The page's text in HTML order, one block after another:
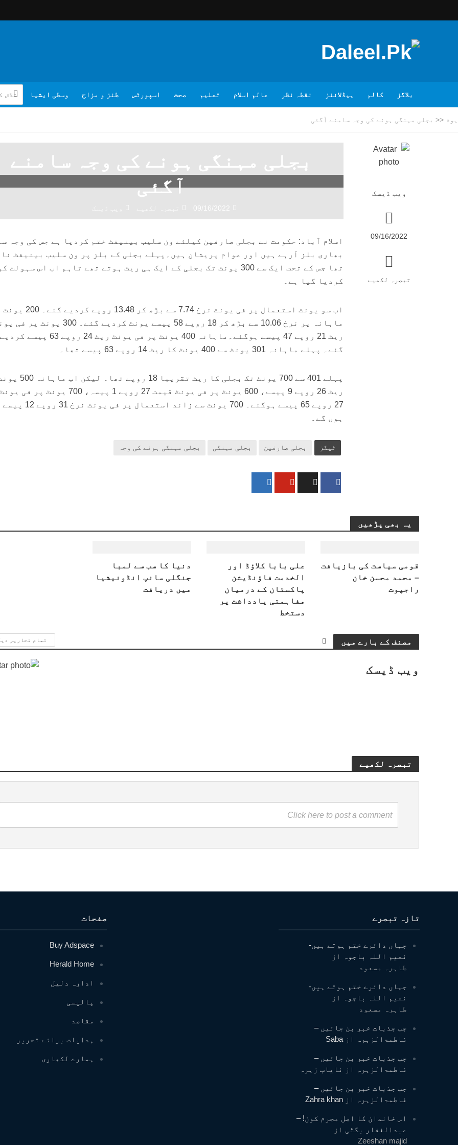
بلاگز کالم ہیڈلائنز نقطہ نظر عالم اسلام تعلیم صحت اسپورٹس طنز و مزاح وسطی ایشیا
ہوم << بجلی مہنگی ہونے کی وجہ سامنے آگئی
ویب ڈیسک
09/16/2022
تبصرہ لکھیے
بجلی مہنگی ہونے کی وجہ سامنے
آگئی
09/16/2022
اسلام آباد: حکومت نے بجلی صارفین کیلئے ون سلیب بینیفٹ ختم کردیا ہے جس کی وجہ
بھاری بلز آرہے ہیں اور عوام پریشان ہیں۔پہلے بجلی کے بلز پر ون سلیب بینیفٹ
تھا جس کے تحت ایک سے 300 یونٹ تک بجلی کے ایک ہی ریٹ ہوتے تھے تاہم اب اس
کردیا گیا ہے۔
اب سو یونٹ استعمال پر فی یونٹ نرخ 7.74 سے بڑھ کر 13.48 روپے کردیے گئے۔ 200 یونٹ
ماہانہ پر نرخ 10.06 سے بڑھ کر 18 روپے 58 پیسے یونٹ کردیے گئے۔ 300 یونٹ
ریٹ 21 روپے 47 پیسے ہوگئے۔ماہانہ 400 یونٹ پر فی یونٹ ریٹ 24 روپے 63 پیسے
گئے۔ پہلے ماہانہ 301 یونٹ سے 400 یونٹ کا ریٹ 14 روپے 63 پیسے تھا۔
پہلے 401 سے 700 یونٹ تک بجلی کا ریٹ
ریٹ 26 روپے 9 پیسے، 600 یونٹ پر فی یونٹ قیمت 27 روپے 1 پیسہ،
27 روپے 65 پیسے ہوگئے۔ 700 یونٹ سے زائد
ہوں گے۔
ٹیگز بجلی صارفین بجلی مہنگی بجلی مہنگی ہونے کی وجہ
یہ بھی پڑھیں
قومی سیاست کی بازیافت
– محمد محسن خان
راجپوت
علی بابا کلاؤڈ اور
الخدمت فاؤنڈیشن
پاکستان کے درمیان
مفاہمتی یادداشت پر
دستخط
دنیا کا سب سے لمبا
جنگلی سانپ انڈونیشیا
میں دریافت
مصنف کے بارے میں تمام تحاریر
ویب ڈیسک
تبصرہ لکھیے
Click here to post a comment
صفحات
Buy Adspace
Herald Home
ادارہ دلیل
پالیسی
مقاصد
ہدایات برائے تحریر
ہمارے لکھاری
تازہ تبصرے
جہاں دائرے ختم ہوتے ہیں-
نعیم اللہ باجوہ
از
طاہرہ مسعود
جہاں دائرے ختم ہوتے ہیں-
نعیم اللہ باجوہ
از
طاہرہ مسعود
جب جذبات خبر بن جائیں –
فاطمۃالزہرہ
ازSaba
جب جذبات خبر بن جائیں –
فاطمۃالزہرہ
از نایاب زہرہ
جب جذبات خبر بن جائیں –
فاطمۃالزہرہ
ازZahra khan
اس خاندان کا اصل مجرم کون! –
عبدالغفار بگٹی از
Zeeshan majid